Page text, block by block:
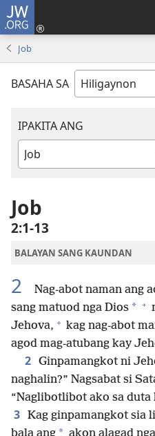
JW.ORG
Job
BASAHA SA
IPAKITA ANG
Libro
Biblia
Job
2:1-13
BALAYAN SANG KAUNDAN
2
Nag-abot naman ang
sang matuod nga Dios * +
Jehova, + kag nag-abot
agod mag-atubang kay
2 Ginpamangkot ni
naghalin?” Nagsabat si
“Naglibotlibot ako sa duta
3 Kag ginpamangkot sia